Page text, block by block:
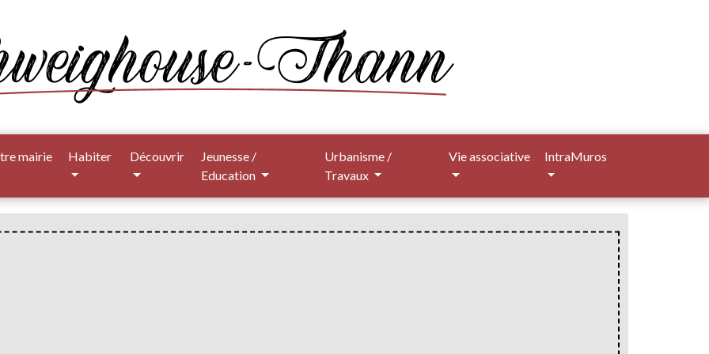
mairie Habiter Découvrir
Jeunesse /
Education
Urbanisme /
Travaux
Vie associative IntraMuros